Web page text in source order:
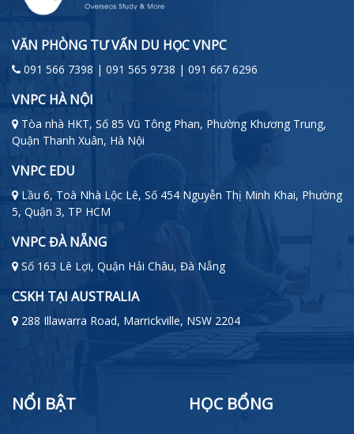
VĂN PHÒNG TƯ VẤN DU HỌC VNPC
091 566 7398 | 091 565 9738 | 091 667 6296
VNPC HÀ NỘI
Tòa nhà HKT, Số 85 Vũ Tông Phan, Phường Khương Trung,
Quận Thanh Xuân, Hà Nội
VNPC EDU
Lầu 6, Toà Nhà Lộc Lê, Số 454 Nguyễn Thị Minh Khai, Phường
5, Quận 3, TP HCM
VNPC ĐÀ NẴNG
Số 163 Lê Lợi, Quận Hải Châu, Đà Nẵng
CSKH TẠI AUSTRALIA
288 Illawarra Road, Marrickville, NSW 2204
NỔI BẬT HỌC BỔNG